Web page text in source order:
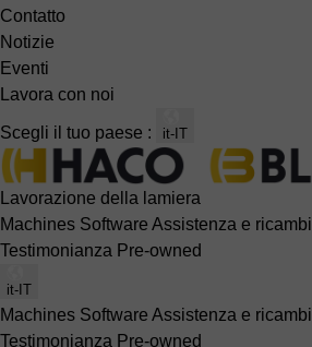
Contatto
Notizie
Eventi
Lavora con noi
Scegli il tuo paese : it-IT
Lavorazione della lamiera
Machines Software Assistenza e ricambi
Testimonianza Pre-owned
it-IT
Machines Software Assistenza e ricambi
Testimonianza Pre-owned